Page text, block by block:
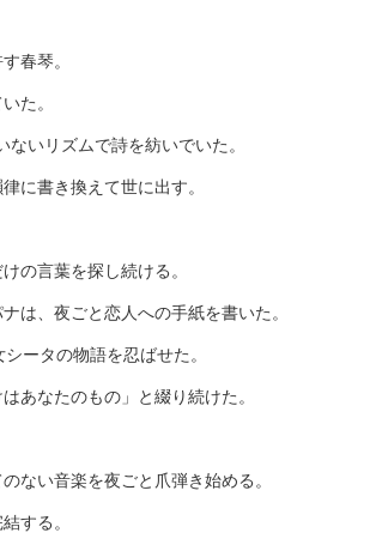
春琴。
た。
いリズムで詩を紡いでいた。
に書き換えて世に出す。
の言葉を探し続ける。
は、夜ごと恋人への手紙を書いた。
ータの物語を忍ばせた。
あなたのもの」と綴り続けた。
ない音楽を夜ごと爪弾き始める。
する。